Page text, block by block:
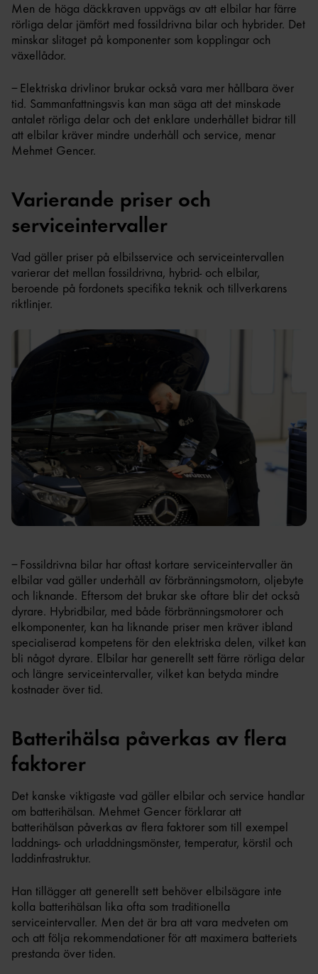
Men de höga däckkraven uppvägs av att elbilar har färre
rörliga delar jämfört med fossildrivna bilar och hybrider. Det
minskar slitaget på komponenter som kopplingar och
växellådor.
– Elektriska drivlinor brukar också vara mer hållbara över
tid. Sammanfattningsvis kan man säga att det minskade
antalet rörliga delar och det enklare underhållet bidrar till
att elbilar kräver mindre underhåll och service, menar
Mehmet Gencer.
Varierande priser och
serviceintervaller
Vad gäller priser på elbilsservice och serviceintervallen
varierar det mellan fossildrivna, hybrid- och elbilar,
beroende på fordonets specifika teknik och tillverkarens
riktlinjer.
– Fossildrivna bilar har oftast kortare serviceintervaller än
elbilar vad gäller underhåll av förbränningsmotorn, oljebyte
och liknande. Eftersom det brukar ske oftare blir det också
dyrare. Hybridbilar, med både förbränningsmotorer och
elkomponenter, kan ha liknande priser men kräver ibland
specialiserad kompetens för den elektriska delen, vilket kan
bli något dyrare. Elbilar har generellt sett färre rörliga delar
och längre serviceintervaller, vilket kan betyda mindre
kostnader över tid.
Batterihälsa påverkas av flera
faktorer
Det kanske viktigaste vad gäller elbilar och service handlar
om batterihälsan. Mehmet Gencer förklarar att
batterihälsan påverkas av flera faktorer som till exempel
laddnings- och urladdningsmönster, temperatur, körstil och
laddinfrastruktur.
Han tillägger att generellt sett behöver elbilsägare inte
kolla batterihälsan lika ofta som traditionella
serviceintervaller. Men det är bra att vara medveten om
och att följa rekommendationer för att maximera batteriets
prestanda över tiden.